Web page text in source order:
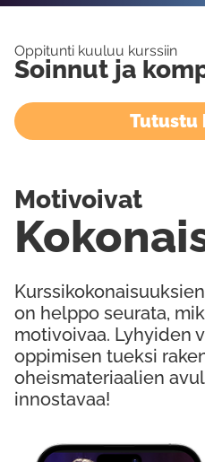
Oppitunti kuuluu kurssiin
Soinnut ja
Tutustu
on helppo seurata,
motivoivaa. Lyhyiden
oppimisen tueksi
oheismateriaalien
innostavaa!
Motivoivat